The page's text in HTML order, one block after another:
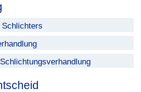
Schlichters